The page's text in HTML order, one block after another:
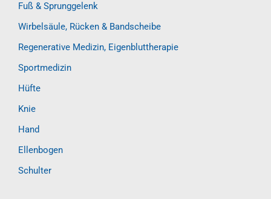
Fuß & Sprunggelenk
Wirbelsäule, Rücken & Bandscheibe
Regenerative Medizin, Eigenbluttherapie
Sportmedizin
Hüfte
Knie
Hand
Ellenbogen
Schulter